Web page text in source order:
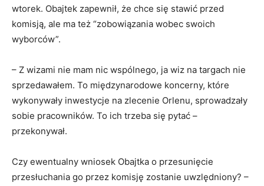
wtorek. Obajtek zapewnił, że chce się stawić przed
komisją, ale ma też “zobowiązania wobec swoich
wyborców”.
– Z wizami nie mam nic wspólnego, ja wiz na targach nie
sprzedawałem. To międzynarodowe koncerny, które
wykonywały inwestycje na zlecenie Orlenu, sprowadzały
sobie pracowników. To ich trzeba się pytać –
przekonywał.
Czy ewentualny wniosek Obajtka o przesunięcie
przesłuchania go przez komisję zostanie uwzlędniony? –